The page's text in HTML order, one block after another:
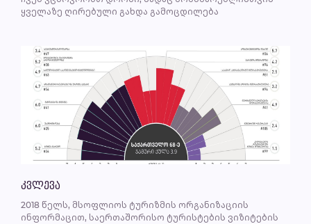
ყველაზე ღირებული გახდა გამოცდილება
კვლევა
2018 წელს, მსოფლიოს ტურიზმის ორგანიზაციის
ინფორმაცით, საერთაშორისო ტურისტების ვიზიტების